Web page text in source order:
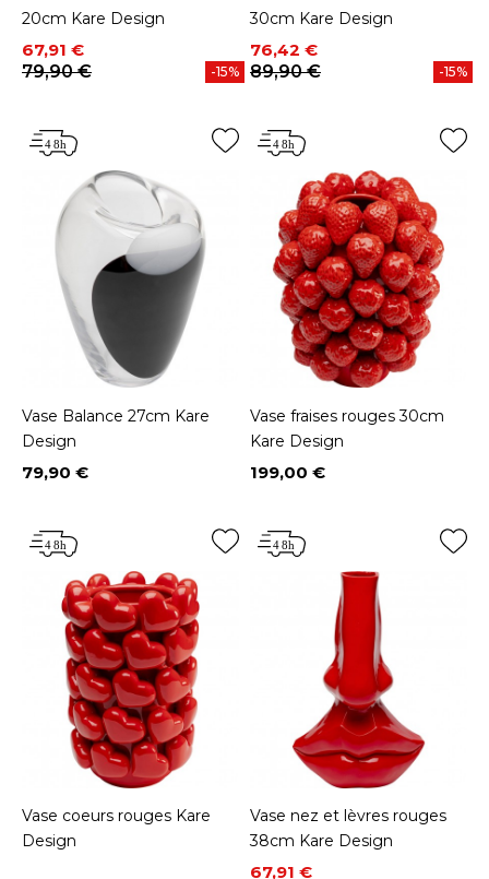
20cm Kare Design
Prix
67,91 €
Prix de base
79,90 €
-15%
30cm Kare Design
Prix
76,42 €
Prix de base
89,90 €
-15%
Vase Balance 27cm Kare
Design
Prix
79,90 €
Vase fraises rouges 30cm
Kare Design
Prix
199,00 €
Vase coeurs rouges Kare
Design
Vase nez et lèvres rouges
38cm Kare Design
Prix
67,91 €
Prix de base